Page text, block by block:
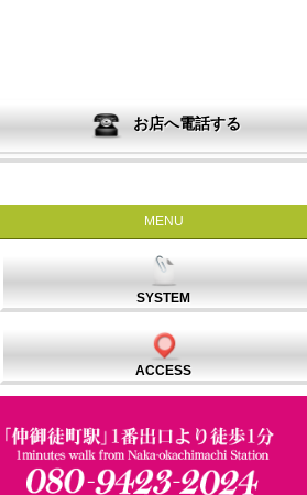
お店へ電話する
MENU
SYSTEM
ACCESS